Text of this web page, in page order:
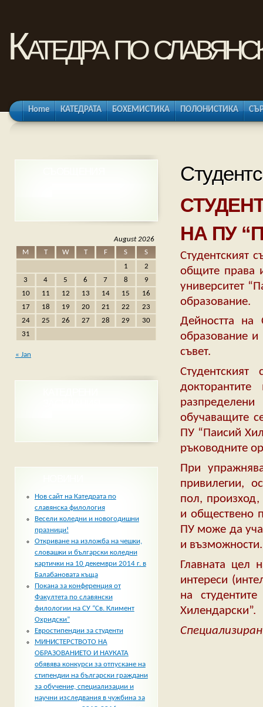
Катедра по
Home КАТЕДРАТА БОХЕМИСТИКА ПОЛОНИСТИКА
НА ПУ
Студентският
общите права
университет
образование.
Дейността на
образование и
съвет.
обучаващите
ПУ “Паисий
ръководните
При
привилегии,
пол,
и обществено
ПУ може да
и възможности.
Главната цел
интереси
на
Хилендарски”.
August 2026
M
T W T F S
S
1
2
3
4 5 6 7 8
9
10
11 12 13 14 15
16
17
18 19 20 21 22
23
24
25 26 27 28 29
30
31
« Jan
Нов сайт на Катедрата по
славянска филология
Весели коледни и новогодишни
празници!
Откриване на изложба на чешки,
словашки и български коледни
картички на 10 декември 2014 г. в
Балабановата къща
Покана за конференция от
Факултета по славянски
филологии на СУ “Св. Климент
Охридски”
Евростипендии за студенти
МИНИСТЕРСТВОТО НА
ОБРАЗОВАНИЕТО И НАУКАТА
обявява конкурси за отпускане на
стипендии на български граждани
за обучение, специализации и
научни изследвания в чужбина за